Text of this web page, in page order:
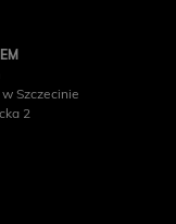
Szczecinie
2